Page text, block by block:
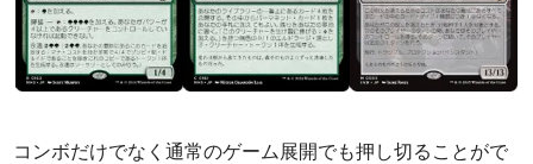
コンボだけでなく通常のゲーム展開でも押し切ることがで